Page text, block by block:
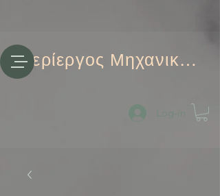
Περίεργος Μηχανικός
Log-in